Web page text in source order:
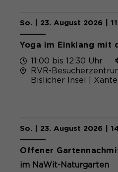
So. | 23. August 2026 |
Yoga im Einklang mit
11:00 bis 12:30 Uhr
RVR-
Bislicher Insel |
Kostenlos
So. | 23. August 2026 |
Offener
im NaWit-Naturgarten